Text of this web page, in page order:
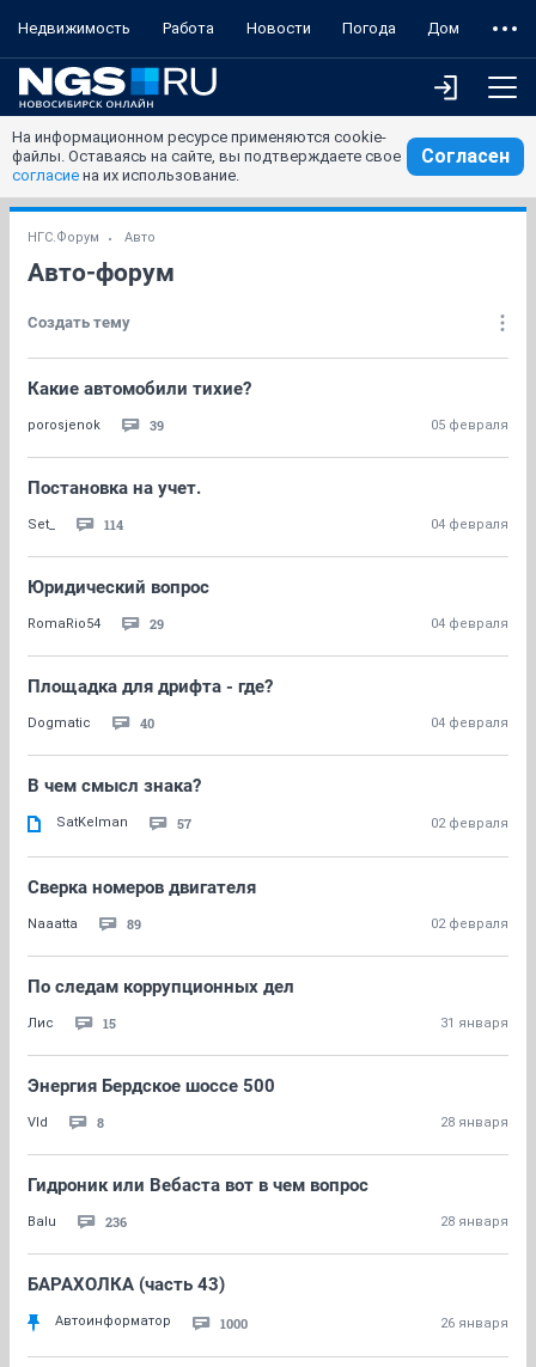
Недвижимость Работа Новости Погода Дом
На информационном ресурсе применяются cookie-
файлы. Оставаясь на сайте, вы подтверждаете свое
согласие на их использование.
Согласен
НГС.Форум Авто
Авто-форум
Создать тему
Какие автомобили тихие?
porosjenok 39 05 февраля
Постановка на учет.
Set_ 114 04 февраля
Юридический вопрос
RomaRio54 29 04 февраля
Площадка для дрифта - где?
Dogmatic 40 04 февраля
В чем смысл знака?
SatKelman 57 02 февраля
Сверка номеров двигателя
Naaatta 89 02 февраля
По следам коррупционных дел
Лис 15 31 января
Энергия Бердское шоссе 500
Vld 8 28 января
Гидроник или Вебаста вот в чем вопрос
Balu 236 28 января
БАРАХОЛКА (часть 43)
Автоинформатор 1000 26 января